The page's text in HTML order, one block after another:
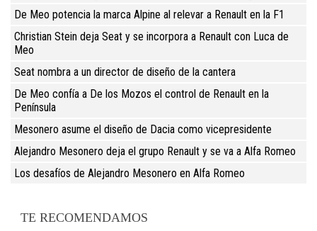
De Meo potencia la marca Alpine al relevar a Renault en la F1
Christian Stein deja Seat y se incorpora a Renault con Luca de
Meo
Seat nombra a un director de diseño de la cantera
De Meo confía a De los Mozos el control de Renault en la
Península
Mesonero asume el diseño de Dacia como vicepresidente
Alejandro Mesonero deja el grupo Renault y se va a Alfa Romeo
Los desafíos de Alejandro Mesonero en Alfa Romeo
TE RECOMENDAMOS